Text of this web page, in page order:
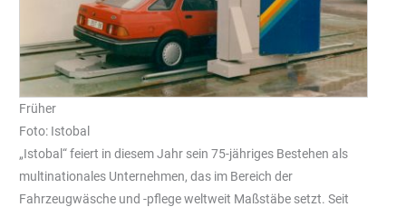
Früher
Foto: Istobal
„Istobal“ feiert in diesem Jahr sein 75-jähriges Bestehen als
multinationales Unternehmen, das im Bereich der
Fahrzeugwäsche und -pflege weltweit Maßstäbe setzt. Seit